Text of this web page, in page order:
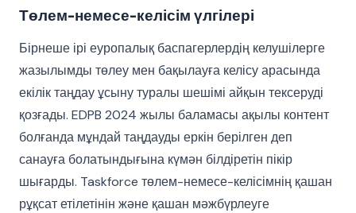
Төлем-немесе-келісім үлгілері
Бірнеше ірі еуропалық баспагерлердің келушілерге
жазылымды төлеу мен бақылауға келісу арасында
екілік таңдау ұсыну туралы шешімі айқын тексеруді
қозғады. EDPB 2024 жылы баламасы ақылы контент
болғанда мұндай таңдауды еркін берілген деп
санауға болатындығына күмән білдіретін пікір
шығарды. Taskforce төлем-немесе-келісімнің қашан
рұқсат етілетінін және қашан мәжбүрлеуге